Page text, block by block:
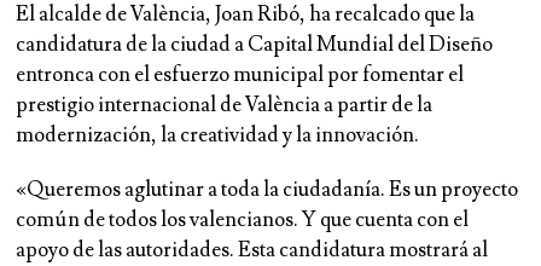
El alcalde de València, Joan Ribó, ha recalcado que la
candidatura de la ciudad a Capital Mundial del Diseño
entronca con el esfuerzo municipal por fomentar el
prestigio internacional de València a partir de la
modernización, la creatividad y la innovación.
«Queremos aglutinar a toda la ciudadanía. Es un proyecto
común de todos los valencianos. Y que cuenta con el
apoyo de las autoridades. Esta candidatura mostrará al